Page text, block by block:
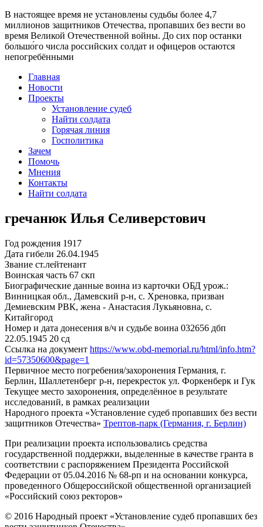
В настоящее время не установлены судьбы более 4,7
миллионов защитников Отечества, пропавших без вести во
время Великой Отечественной войны. До сих пор останки
большо́го числа российских солдат и офицеров остаются
непогребёнными
Главная
Новости
Проекты
Установление судеб
Найти солдата
Горячая линия
Госполитика
Зачем
Помочь
Мнения
Контакты
Найти солдата
гречанюк Илья Селиверстович
Год рождения 1917
Дата гибели 26.04.1945
Звание ст.лейтенант
Воинская часть 67 скп
Биографические данные воина из карточки ОБД урож.:
Винницкая обл., Дамевский р-н, с. Хреновка, призван
Демиевским РВК, жена - Анастасия Лукьяновна, с.
Китайгород
Номер и дата донесения в/ч и судьбе воина 032656 дбп
22.05.1945 20 сд
Ссылка на документ https://www.obd-memorial.ru/html/info.htm?
id=57350600&page=1
Первичное место погребения/захоронения Германия, г.
Берлин, Шаллетенберг р-н, перекресток ул. Форкенберк и Гук
Текущее место захоронения, определённое в результате
исследований, в рамках реализации
Народного проекта «Установление судеб пропавших без вести
защитников Отечества» Трептов-парк (Германия, г. Берлин)
При реализации проекта использовались средства
государственной поддержки, выделенные в качестве гранта в
соответствии с распоряжением Президента Российской
Федерации от 05.04.2016 № 68-рп и на основании конкурса,
проведенного Общероссийской общественной организацией
«Российский союз ректоров»
© 2016 Народный проект «Установление судеб пропавших без